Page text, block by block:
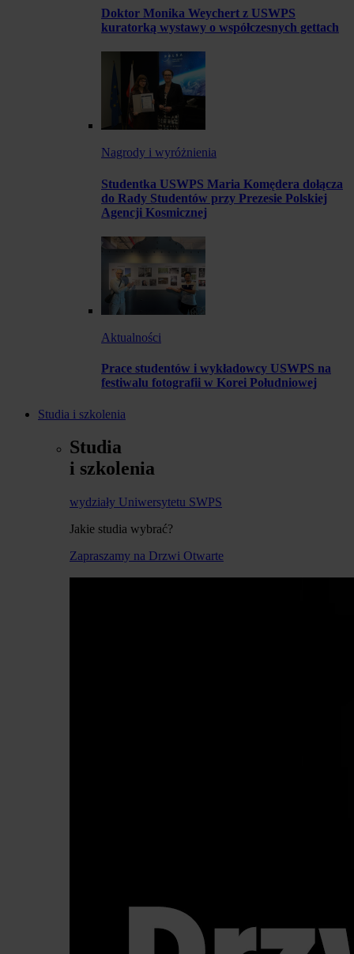
Doktor Monika Weychert z USWPS
kuratorką wystawy o współczesnych gettach
Nagrody i wyróżnienia
Studentka USWPS Maria Komędera dołącza
do Rady Studentów przy Prezesie Polskiej
Agencji Kosmicznej
Aktualności
Prace studentów i wykładowcy USWPS na
festiwalu fotografii w Korei Południowej
Studia i szkolenia
Studia
i szkolenia
wydziały Uniwersytetu SWPS
Jakie studia wybrać?
Zapraszamy na Drzwi Otwarte